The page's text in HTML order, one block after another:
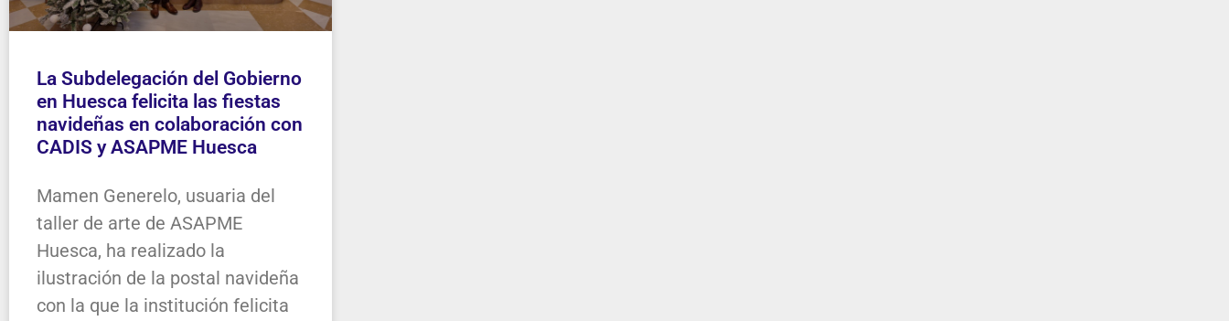
La Subdelegación del Gobierno
en Huesca felicita las fiestas
navideñas en colaboración con
CADIS y ASAPME Huesca
Mamen Generelo, usuaria del
taller de arte de ASAPME
Huesca, ha realizado la
ilustración de la postal navideña
con la que la institución felicita